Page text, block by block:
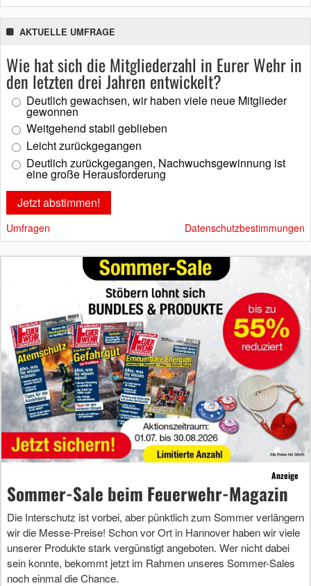
AKTUELLE UMFRAGE
Wie hat sich die Mitgliederzahl in Eurer Wehr in
den letzten drei Jahren entwickelt?
Deutlich gewachsen, wir haben viele neue Mitglieder
gewonnen
Weitgehend stabil geblieben
Leicht zurückgegangen
Deutlich zurückgegangen, Nachwuchsgewinnung ist
eine große Herausforderung
Umfragen Datenschutzbestimmungen
Anzeige
Sommer-Sale beim Feuerwehr-Magazin
Die Interschutz ist vorbei, aber pünktlich zum Sommer verlängern
wir die Messe-Preise! Schon vor Ort in Hannover haben wir viele
unserer Produkte stark vergünstigt angeboten. Wer nicht dabei
sein konnte, bekommt jetzt im Rahmen unseres Sommer-Sales
noch einmal die Chance.